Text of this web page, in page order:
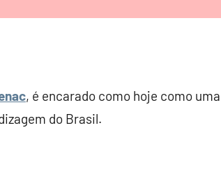
, é encarado como hoje como
do Brasil.